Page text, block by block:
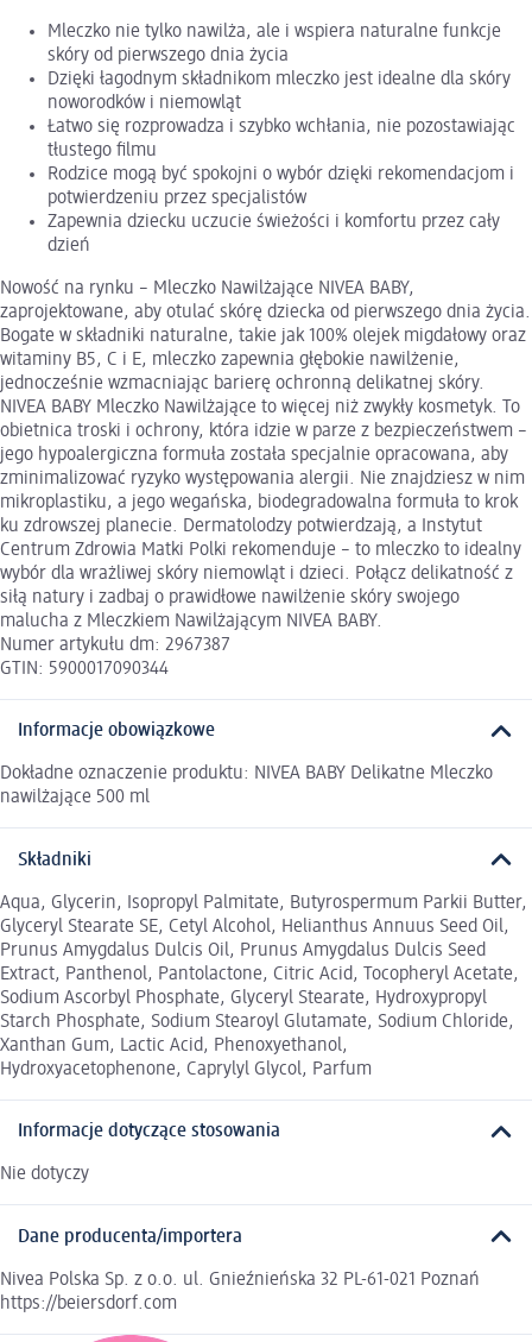
Mleczko nie tylko nawilża, ale i wspiera naturalne funkcje
skóry od pierwszego dnia życia
Dzięki łagodnym składnikom mleczko jest idealne dla skóry
noworodków i niemowląt
Łatwo się rozprowadza i szybko wchłania, nie pozostawiając
tłustego filmu
Rodzice mogą być spokojni o wybór dzięki rekomendacjom i
potwierdzeniu przez specjalistów
Zapewnia dziecku uczucie świeżości i komfortu przez cały
dzień
Nowość na rynku – Mleczko Nawilżające NIVEA BABY,
zaprojektowane, aby otulać skórę dziecka od pierwszego dnia życia.
Bogate w składniki naturalne, takie jak 100% olejek migdałowy oraz
witaminy B5, C i E, mleczko zapewnia głębokie nawilżenie,
jednocześnie wzmacniając barierę ochronną delikatnej skóry.
NIVEA BABY Mleczko Nawilżające to więcej niż zwykły kosmetyk. To
obietnica troski i ochrony, która idzie w parze z bezpieczeństwem –
jego hypoalergiczna formuła została specjalnie opracowana, aby
zminimalizować ryzyko występowania alergii. Nie znajdziesz w nim
mikroplastiku, a jego wegańska, biodegradowalna formuła to krok
ku zdrowszej planecie. Dermatolodzy potwierdzają, a Instytut
Centrum Zdrowia Matki Polki rekomenduje – to mleczko to idealny
wybór dla wrażliwej skóry niemowląt i dzieci. Połącz delikatność z
siłą natury i zadbaj o prawidłowe nawilżenie skóry swojego
malucha z Mleczkiem Nawilżającym NIVEA BABY.
Numer artykułu dm: 2967387
GTIN: 5900017090344
Informacje obowiązkowe
Dokładne oznaczenie produktu: NIVEA BABY Delikatne Mleczko
nawilżające 500 ml
Składniki
Aqua, Glycerin, Isopropyl Palmitate, Butyrospermum Parkii Butter,
Glyceryl Stearate SE, Cetyl Alcohol, Helianthus Annuus Seed Oil,
Prunus Amygdalus Dulcis Oil, Prunus Amygdalus Dulcis Seed
Extract, Panthenol, Pantolactone, Citric Acid, Tocopheryl Acetate,
Sodium Ascorbyl Phosphate, Glyceryl Stearate, Hydroxypropyl
Starch Phosphate, Sodium Stearoyl Glutamate, Sodium Chloride,
Xanthan Gum, Lactic Acid, Phenoxyethanol,
Hydroxyacetophenone, Caprylyl Glycol, Parfum
Informacje dotyczące stosowania
Nie dotyczy
Dane producenta/importera
Nivea Polska Sp. z o.o. ul. Gnieźnieńska 32 PL-61-021 Poznań
https://beiersdorf.com